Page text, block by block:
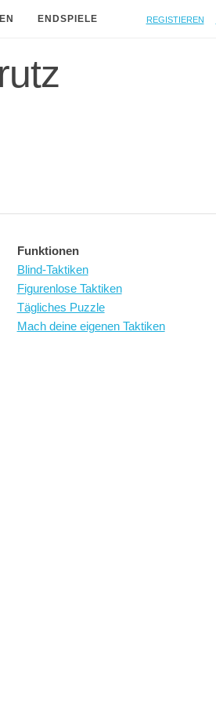
ENDSPIELE Registieren
Funktionen
Blind-Taktiken
Figurenlose Taktiken
Tägliches Puzzle
Mach deine eigenen Taktiken